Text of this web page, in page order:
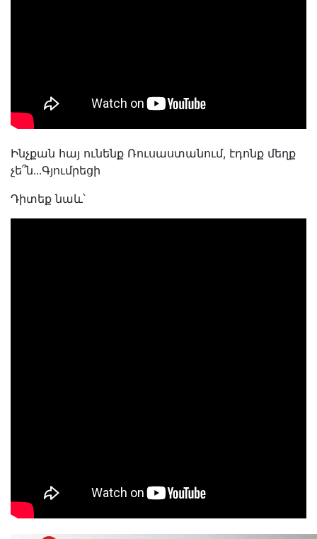
Ինչքան հայ ունենք Ռուսաստանում, էդոնք մեղք
չե՞ն․․․Գյումրեցի
Դիտեք նաև՝